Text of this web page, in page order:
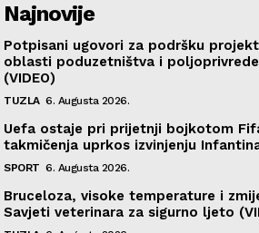
Najnovije
Potpisani ugovori za podršku
oblasti poduzetništva i poljoprivrede
(VIDEO)
TUZLA 6. Augusta 2026.
Uefa ostaje pri prijetnji bojkotom
takmičenja uprkos izvinjenju
SPORT 6. Augusta 2026.
Bruceloza, visoke temperature i
Savjeti veterinara za sigurno ljeto